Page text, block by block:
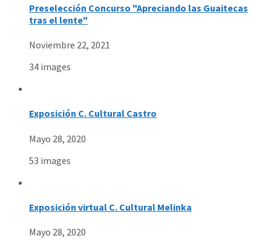
Preselección Concurso "Apreciando las Guaitecas
tras el lente"
Noviembre 22, 2021
34 images
Exposición C. Cultural Castro
Mayo 28, 2020
53 images
Exposición virtual C. Cultural Melinka
Mayo 28, 2020